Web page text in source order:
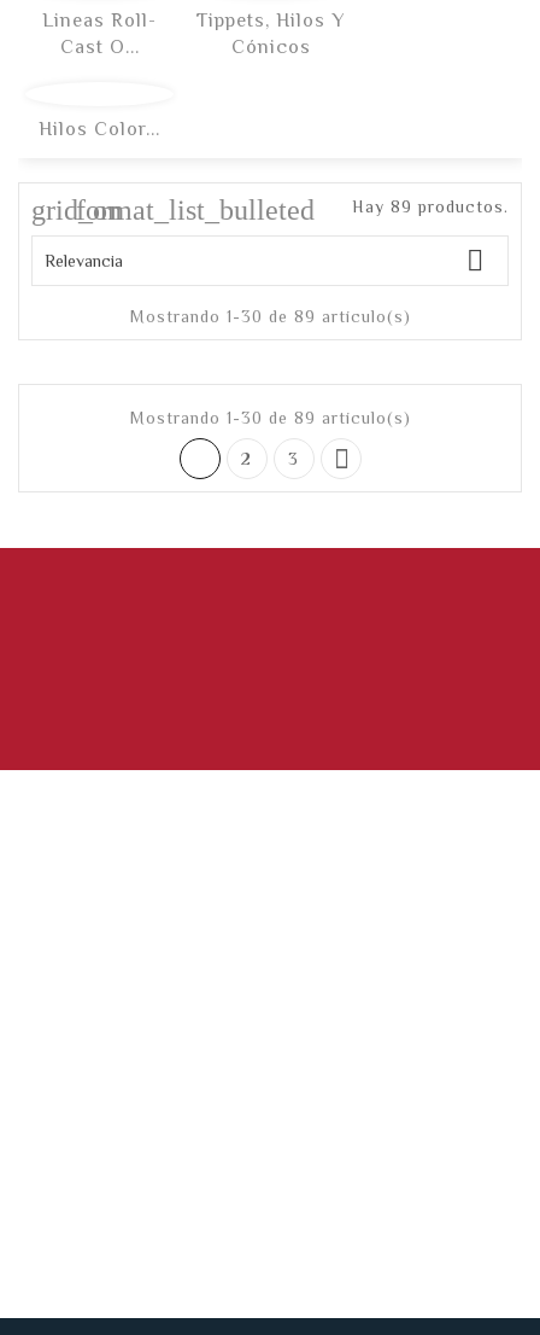
Lineas Roll-
Cast O...
Tippets, Hilos Y
Cónicos
Hilos Color...
grid_onformat_list_bulleted Hay 89 productos.
Relevancia 
Mostrando 1-30 de 89 artículo(s)
Mostrando 1-30 de 89 artículo(s)
2 3 